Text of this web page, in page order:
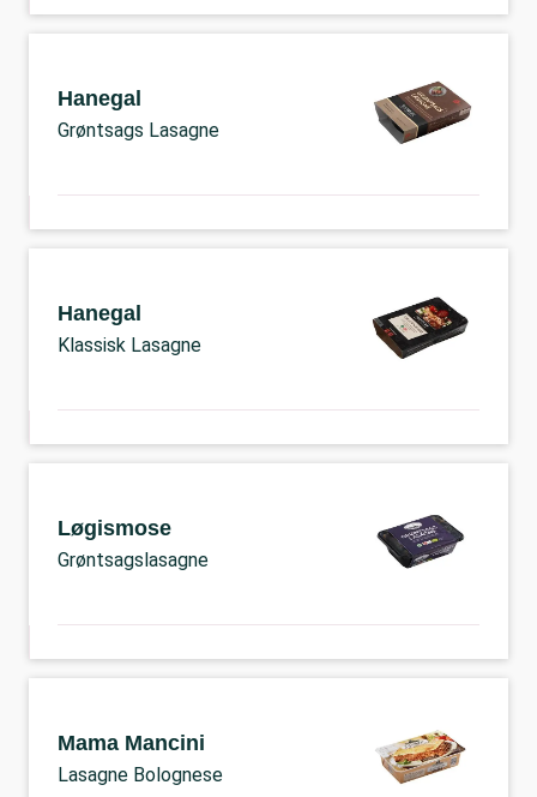
Hanegal
Grøntsags Lasagne
Hanegal
Klassisk Lasagne
Løgismose
Grøntsagslasagne
Mama Mancini
Lasagne Bolognese